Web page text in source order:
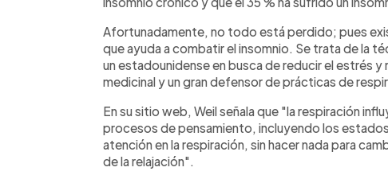
Afortunadamente, no todo está perdido; pues
que ayuda a combatir el insomnio. Se trata de la
un estadounidense en busca de reducir el estrés
medicinal y un gran defensor de prácticas de
En su sitio web, Weil señala que "la respiración
procesos de pensamiento, incluyendo los
atención en la respiración, sin hacer nada para
de la relajación".